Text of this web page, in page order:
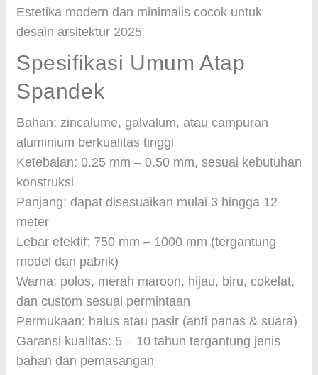
Estetika modern dan minimalis cocok untuk
desain arsitektur 2025
Spesifikasi Umum Atap
Spandek
Bahan: zincalume, galvalum, atau campuran
aluminium berkualitas tinggi
Ketebalan: 0.25 mm – 0.50 mm, sesuai kebutuhan
konstruksi
Panjang: dapat disesuaikan mulai 3 hingga 12
meter
Lebar efektif: 750 mm – 1000 mm (tergantung
model dan pabrik)
Warna: polos, merah maroon, hijau, biru, cokelat,
dan custom sesuai permintaan
Permukaan: halus atau pasir (anti panas & suara)
Garansi kualitas: 5 – 10 tahun tergantung jenis
bahan dan pemasangan